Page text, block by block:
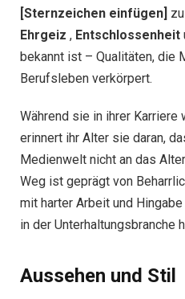
[Sternzeichen einfügen]
Ehrgeiz , Entschlossenheit
bekannt ist – Qualitäten, die
Berufsleben verkörpert.
Während sie in ihrer
erinnert ihr Alter sie daran,
Medienwelt nicht an das
Weg ist geprägt von
mit harter Arbeit und
in der Unterhaltungsbranche
Aussehen und Stil